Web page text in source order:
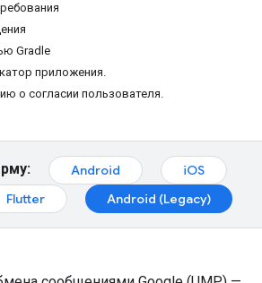
Gradle
приложения.
о согласии пользователя.
Android
iOS
Flutter Android (Legacy)